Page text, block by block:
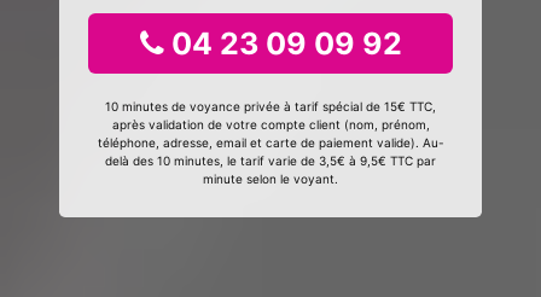
04 23 09 09 92
10 minutes de voyance privée à tarif spécial de 15€ TTC,
après validation de votre compte client (nom, prénom,
téléphone, adresse, email et carte de paiement valide). Au-
delà des 10 minutes, le tarif varie de 3,5€ à 9,5€ TTC par
minute selon le voyant.